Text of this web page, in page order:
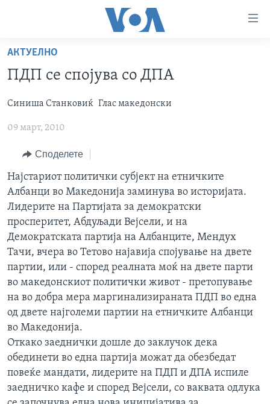
пристапност
Премини
на
главната
Премини
страната
за
навигација
Пребарувај
РУБРИКИ
САД
МАКЕДОНИЈА
СВЕТ
ЕКОНОМИЈА
ПОЛИТИКА
НАУКА
УМЕТНОСТ И ЗАБАВА
ИНТЕРВЈУА
ФОТОГАЛЕРИИ
ДОКУМЕНТАРЦИ
АРХИВИРАНА ПРОГРАМА
NEWSFLASH - АРХИВА
ВЕСТИ ОД САД ВО МИНУТА - АРХИВА
ИЗБОРИ ВО САД 2020 - АРХИВА
ЗА НАС
Learning English
НАКУСО...
Јазици
АКТУЕЛНО
ПДП се спојува со ДПА
Синиша Станковиќ Глас македонски
09 март, 2010
Споделете
Најстариот политички субјект на етничките
Албанци во Македонија заминува во историјата.
Лидерите на Партијата за демократски
просперитет, Абдуљади Вејсели, и на
Демократската партија на Албанците, Мендух
Тачи, вчера во Тетово најавија спојување на двете
партии, или - според реалната моќ на двете парти
во македoнскиот политички живот - претопување
на во добра мера маргинализираната ПДП во една
од двете најголеми партии на етничките Албанци
во Македонија.
Откако заеднички дошле до заклучок дека
обединети во една партија можат да обезбедат
повеќе мандати, лидерите на ПДП и ДПА испиле
заедничко кафе и според Вејсели, со ваквата одлука